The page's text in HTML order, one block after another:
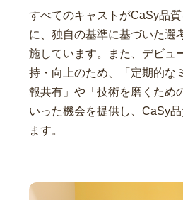
すべてのキャストがCaSy品
に、独自の基準に基づいた選
施しています。また、デビュ
持・向上のため、「定期的な
報共有」や「技術を磨くため
いった機会を提供し、CaSy
ます。